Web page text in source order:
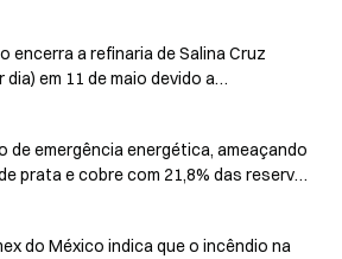
encerra a refinaria de Salina Cruz
em 11 de maio devido a
de emergência energética, ameaçando
prata e cobre com 21,8% das reservas
do México indica que o incêndio na